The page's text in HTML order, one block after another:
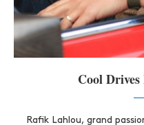
Cool
Rafik Lahlou, grand